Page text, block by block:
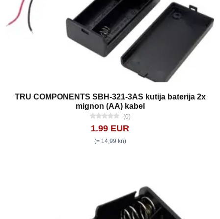
TRU COMPONENTS SBH-321-3AS kutija baterija 2x
mignon (AA) kabel
(0)
1.99 EUR
(= 14,99 kn)